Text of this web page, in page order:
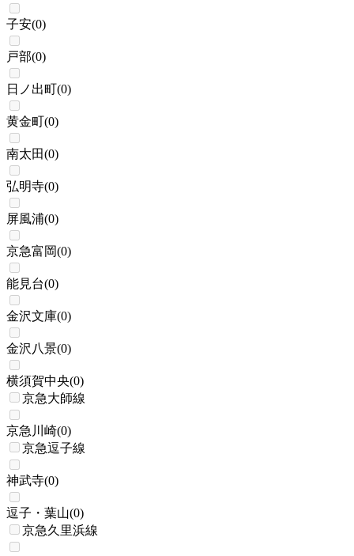
子安(0)
戸部(0)
日ノ出町(0)
黄金町(0)
南太田(0)
弘明寺(0)
屏風浦(0)
京急富岡(0)
能見台(0)
金沢文庫(0)
金沢八景(0)
横須賀中央(0)
京急大師線
京急川崎(0)
京急逗子線
神武寺(0)
逗子・葉山(0)
京急久里浜線